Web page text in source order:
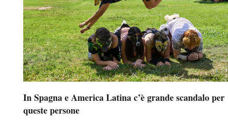
In Spagna e America Latina c’è grande scandalo per
queste persone